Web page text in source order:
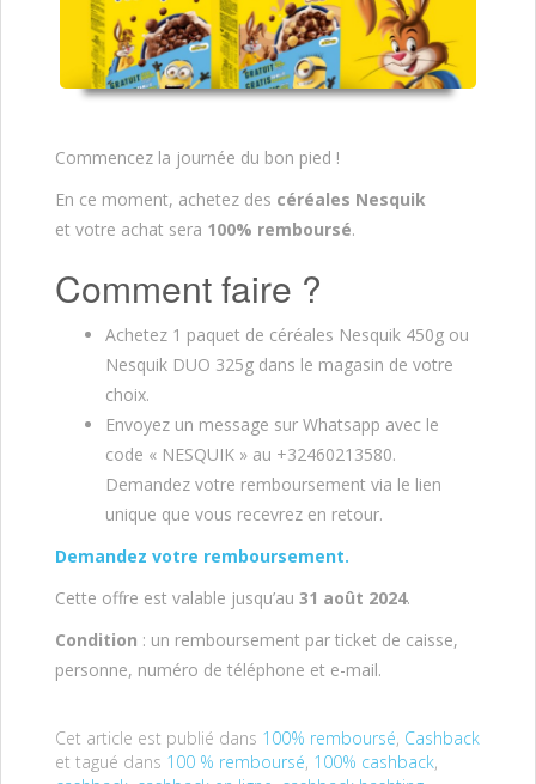
Commencez la journée du bon pied !
En ce moment, achetez des céréales Nesquik
et votre achat sera 100% remboursé.
Comment faire ?
Achetez 1 paquet de céréales Nesquik 450g ou
Nesquik DUO 325g dans le magasin de votre
choix.
Envoyez un message sur Whatsapp avec le
code « NESQUIK » au +32460213580.
Demandez votre remboursement via le lien
unique que vous recevrez en retour.
Demandez votre remboursement.
Cette offre est valable jusqu’au 31 août 2024.
Condition : un remboursement par ticket de caisse,
personne, numéro de téléphone et e-mail.
Cet article est publié dans 100% remboursé, Cashback
et tagué dans 100 % remboursé, 100% cashback,